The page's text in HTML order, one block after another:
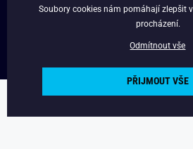
Copyright © 2024 - Budchlap.cz Všechna
Soubory cookies nám pomáhají zlepšit
procházení.
Odmítnout vše
PŘIJMOUT VŠE